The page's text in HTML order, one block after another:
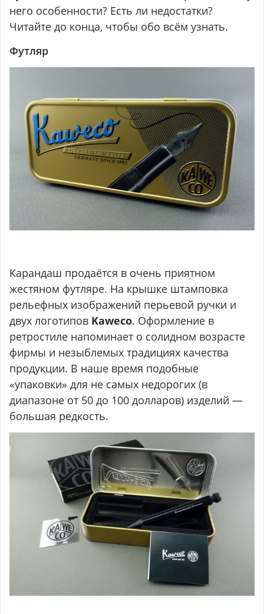
него особенности? Есть ли недостатки?
Читайте до конца, чтобы обо всём узнать.
Футляр
Карандаш продаётся в очень приятном
жестяном футляре. На крышке штамповка
рельефных изображений перьевой ручки и
двух логотипов Kaweco. Оформление в
ретростиле напоминает о солидном возрасте
фирмы и незыблемых традициях качества
продукции. В наше время подобные
«упаковки» для не самых недорогих (в
диапазоне от 50 до 100 долларов) изделий —
большая редкость.